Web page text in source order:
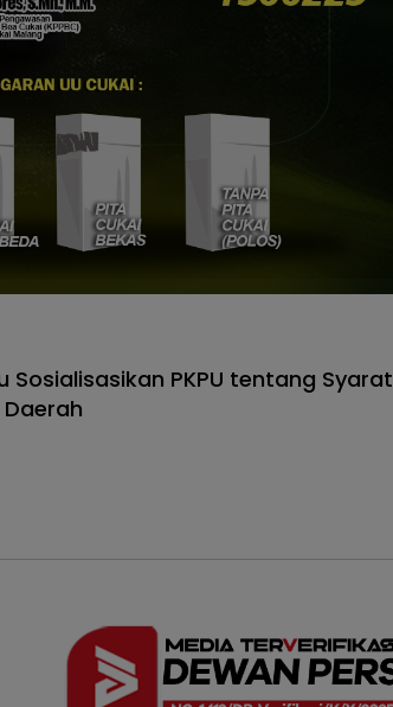
Sosialisasikan PKPU tentang Syarat